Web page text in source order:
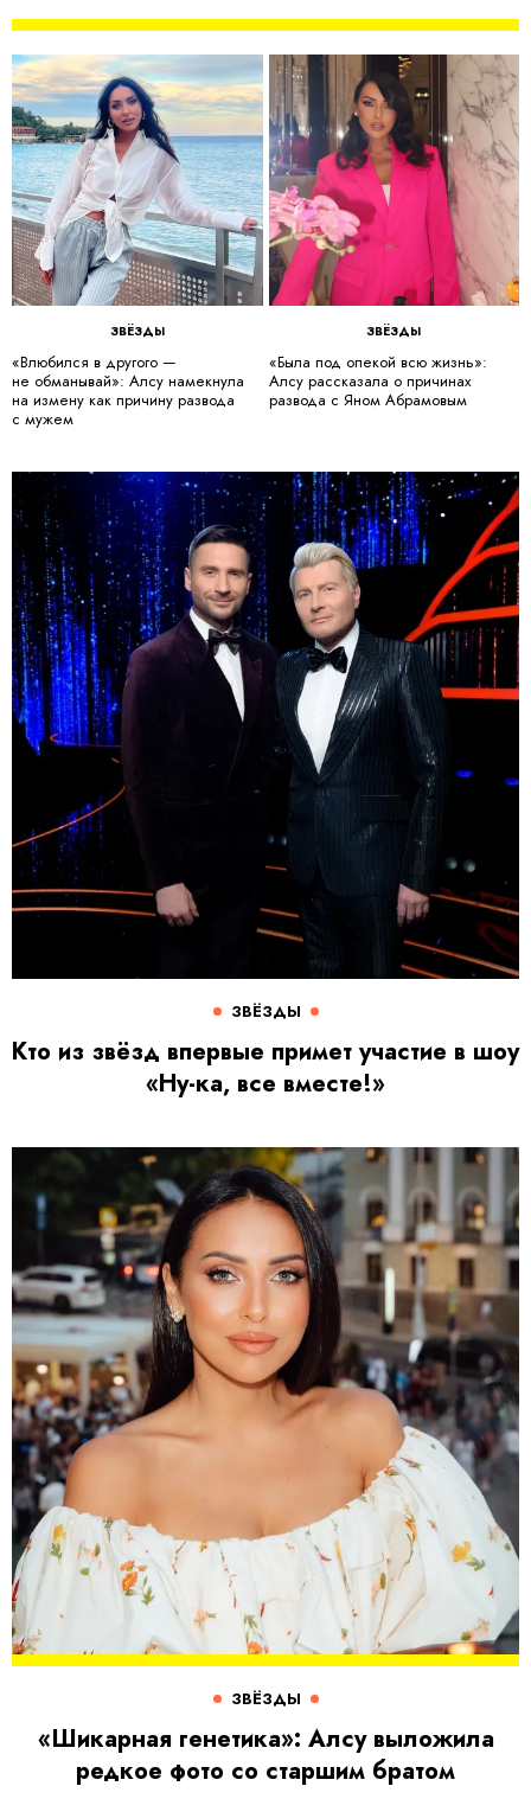
ЗВЁЗДЫ
«Влюбился в другого —
не обманывай»: Алсу намекнула
на измену как причину развода
с мужем
ЗВЁЗДЫ
«Была под опекой всю жизнь»:
Алсу рассказала о причинах
развода с Яном Абрамовым
ЗВЁЗДЫ
Кто из звёзд впервые примет участие в шоу
«Ну-ка, все вместе!»
ЗВЁЗДЫ
«Шикарная генетика»: Алсу выложила
редкое фото со старшим братом